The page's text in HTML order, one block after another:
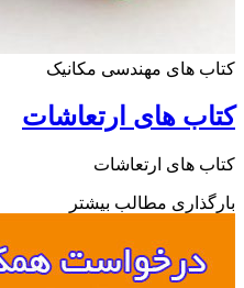
های مهندسی مکانیک
های ارتعاشات
های ارتعاشات
مطالب بیشتر